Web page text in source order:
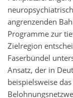
angrenzenden
Programme zur
Zielregion
Faserbündel
Ansatz, der in
beispielsweise